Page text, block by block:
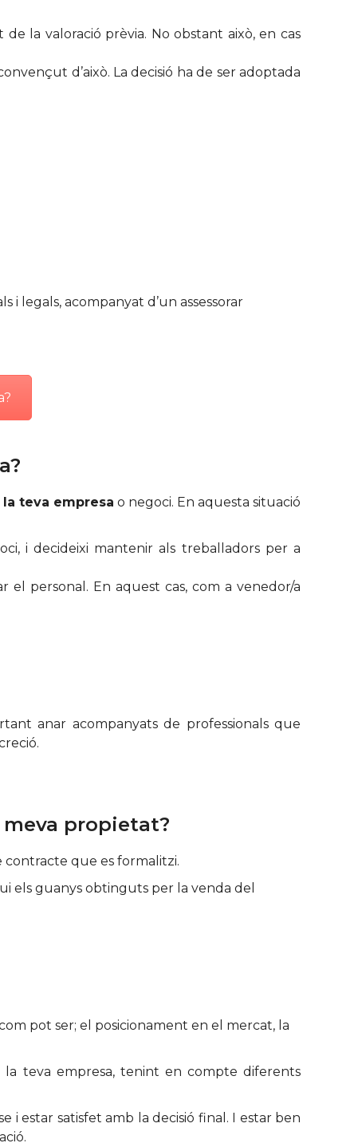
la valoració prèvia. No obstant això, en cas
d’això. La decisió ha de ser adoptada
legals, acompanyat d’un assessorar
teva empresa o negoci. En aquesta situació
i decideixi mantenir als treballadors per a
el personal. En aquest cas, com a venedor/a
anar acompanyats de professionals que
propietat?
contracte que es formalitzi.
els guanys obtinguts per la venda del
pot ser; el posicionament en el mercat, la
teva empresa, tenint en compte diferents
i estar satisfet amb la decisió final. I estar ben